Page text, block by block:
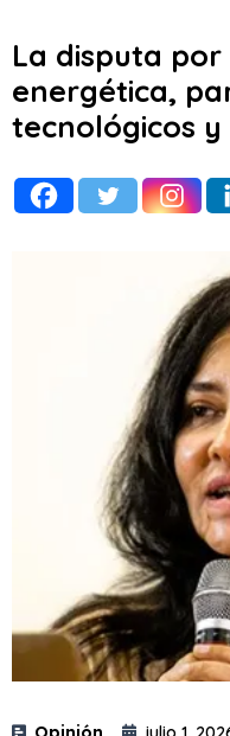
La disputa
energética,
tecnológicos